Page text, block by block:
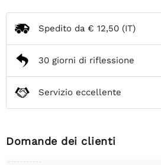
Spedito da € 12,50 (IT)
30 giorni di riflessione
Servizio eccellente
Domande dei clienti